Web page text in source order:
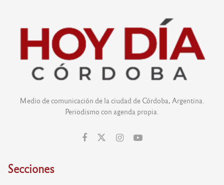
Medio de comunicación de la ciudad de Córdoba, Argentina.
Periodismo con agenda propia.
Secciones